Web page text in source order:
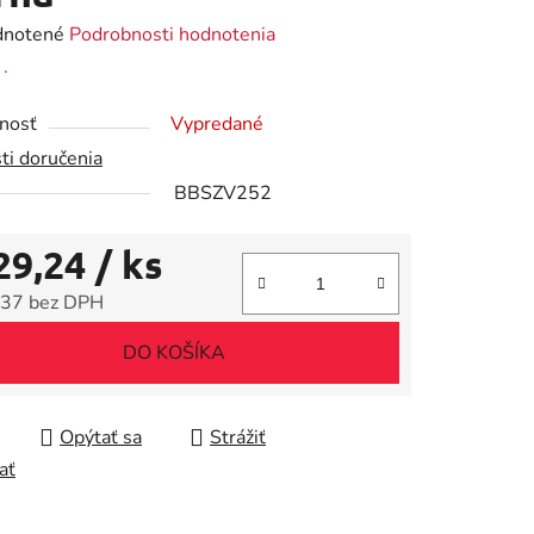
Podrobnosti hodnotenia
.
Vypredané
doručenia
BBSZV252
/ ks
bez DPH
DO KOŠÍKA
Opýtať sa
Strážiť